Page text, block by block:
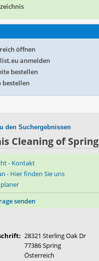
öffnen
anmelden
bestellen
bestellen
den Suchergebnissen
Cleaning of Spring
- Kontakt
- Hier finden Sie uns
senden
28321 Sterling Oak Dr
77386 Spring
Österreich